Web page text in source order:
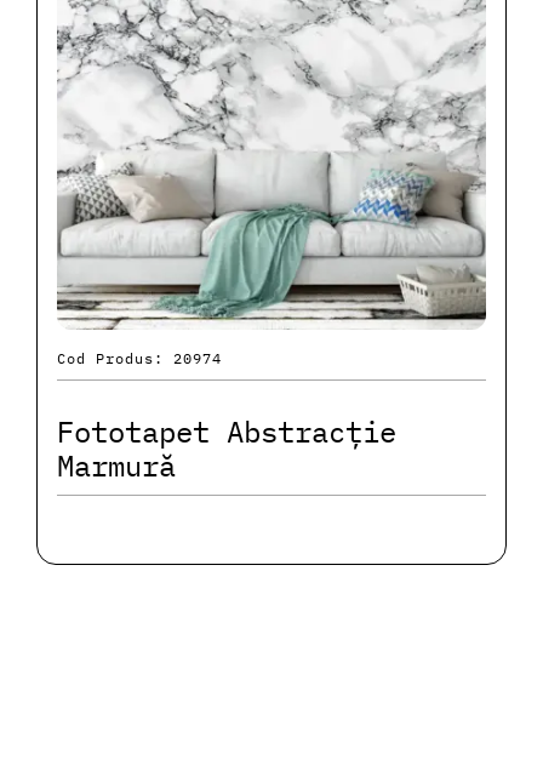
Cod Produs: 20974
Fototapet Abstracție
Marmură